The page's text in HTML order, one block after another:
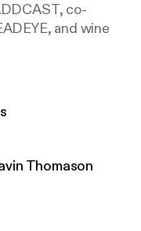
co-
and wine
Thomason